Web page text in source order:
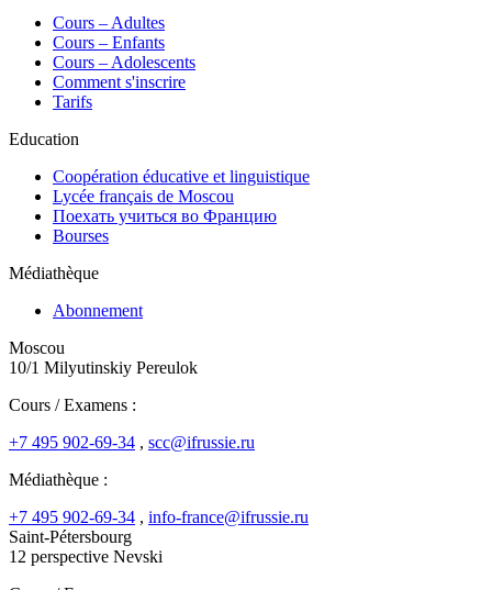
Сours – Adultes
Cours – Enfants
Cours – Adolescents
Comment s'inscrire
Tarifs
Education
Coopération éducative et linguistique
Lycée français de Moscou
Поехать учиться во Францию
Bourses
Médiathèque
Abonnement
Moscou
10/1 Milyutinskiy Pereulok
Cours / Examens :
+7 495 902-69-34 , scc@ifrussie.ru
Médiathèque :
+7 495 902-69-34 , info-france@ifrussie.ru
Saint-Pétersbourg
12 perspective Nevski